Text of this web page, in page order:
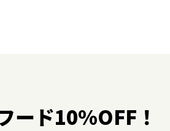
ード10%OFF！